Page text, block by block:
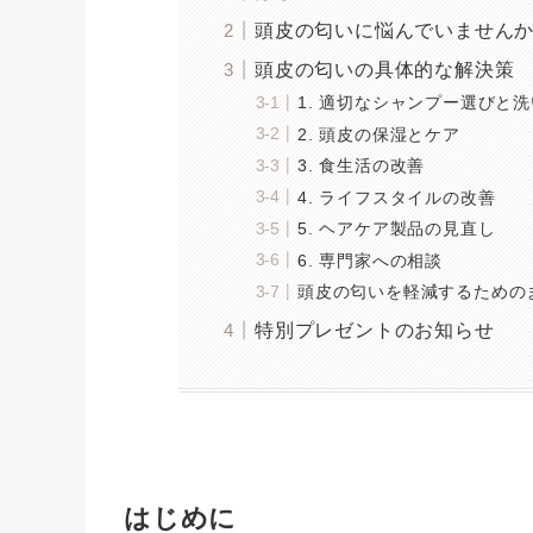
頭皮の匂いに悩んでいませんか
頭皮の匂いの具体的な解決策
1. 適切なシャンプー選びと
2. 頭皮の保湿とケア
3. 食生活の改善
4. ライフスタイルの改善
5. ヘアケア製品の見直し
6. 専門家への相談
頭皮の匂いを軽減するための
特別プレゼントのお知らせ
はじめに